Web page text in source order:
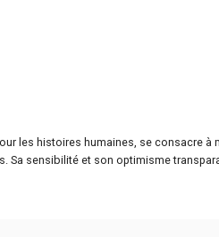
les histoires humaines, se consacre à
Sa sensibilité et son optimisme